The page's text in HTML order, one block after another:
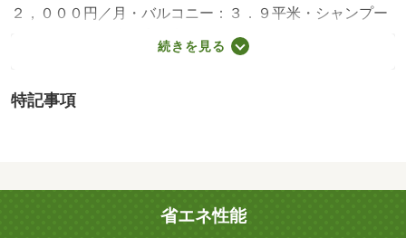
２，０００円／月・バルコニー：３．９平米・シャンプー
ドレッサー・温水暖房便座・エアコン１台・ガス１口コン
ロ・食器棚付いてます♪♪インターネット無料です☆・バイ
続きを見る
特記事項
省エネ性能